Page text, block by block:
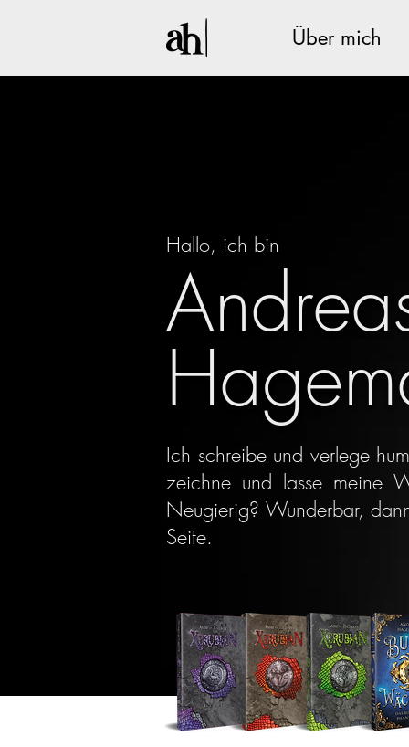
Über mich
Hallo, ich bin
Ich schreibe und verlege
zeichne und lasse meine
Neugierig? Wunderbar,
Seite.